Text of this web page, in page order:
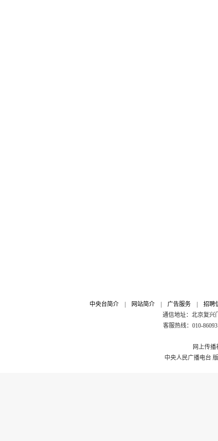
中央台简介 网站简介 广告服务
招聘
通信地址：北京复兴
客服热线：010-
网上传播
中央人民广播电台